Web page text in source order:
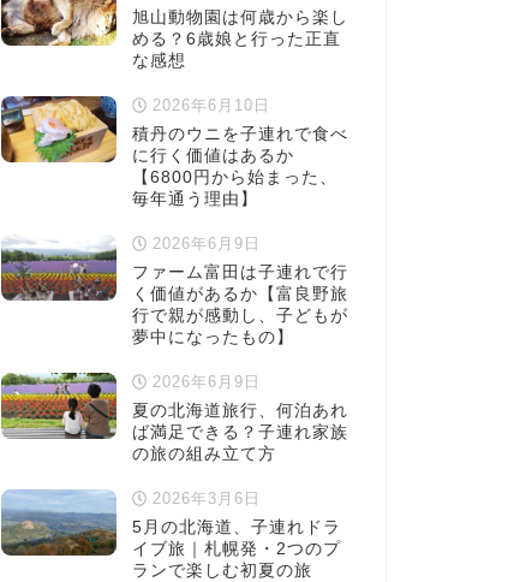
旭山動物園は何歳から楽し
める？6歳娘と行った正直
な感想
2026年6月10日
積丹のウニを子連れで食べ
に行く価値はあるか
【6800円から始まった、
毎年通う理由】
2026年6月9日
ファーム富田は子連れで行
く価値があるか【富良野旅
行で親が感動し、子どもが
夢中になったもの】
2026年6月9日
夏の北海道旅行、何泊あれ
ば満足できる？子連れ家族
の旅の組み立て方
2026年3月6日
5月の北海道、子連れドラ
イブ旅｜札幌発・2つのプ
ランで楽しむ初夏の旅